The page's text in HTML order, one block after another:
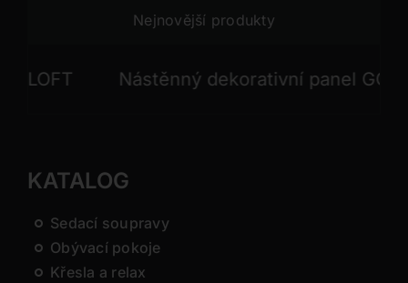
Nejnovější produkty
Nástěnný dekorativní panel GONG
KATALOG
Sedací soupravy
Obývací pokoje
Křesla a relax